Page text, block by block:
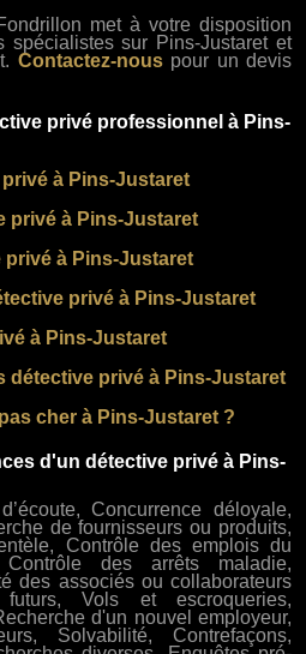
met à votre disposition
spécialistes sur Pins-Justaret et
Contactez-nouspour un devis
privé professionnel à Pins-
privé à Pins-Justaret
privé à Pins-Justaret
privé à Pins-Justaret
privé à Pins-Justaret
à Pins-Justaret
détective privé à Pins-Justaret
cher à Pins-Justaret ?
d'un détective privé à Pins-
Concurrence déloyale,
de fournisseurs ou produits,
Contrôle des emplois du
des arrêts maladie,
des associés ou collaborateurs
Vols et escroqueries,
d'un nouvel employeur,
Solvabilité, Contrefaçons,